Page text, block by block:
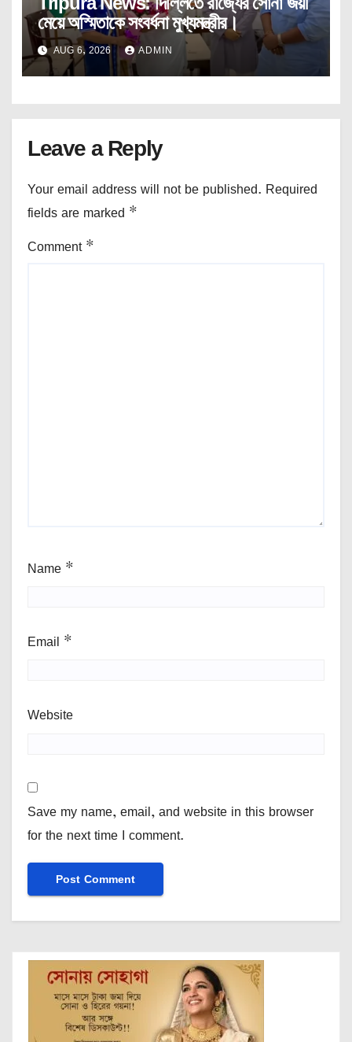
মেয়ে অস্মিতাকে সংবর্ধনা মুখ্যমন্ত্রীর।
AUG 6, 2026 ADMIN
Leave a Reply
Your email address will not be published. Required
fields are marked *
Comment *
Name *
Email *
Website
Save my name, email, and website in this browser
for the next time I comment.